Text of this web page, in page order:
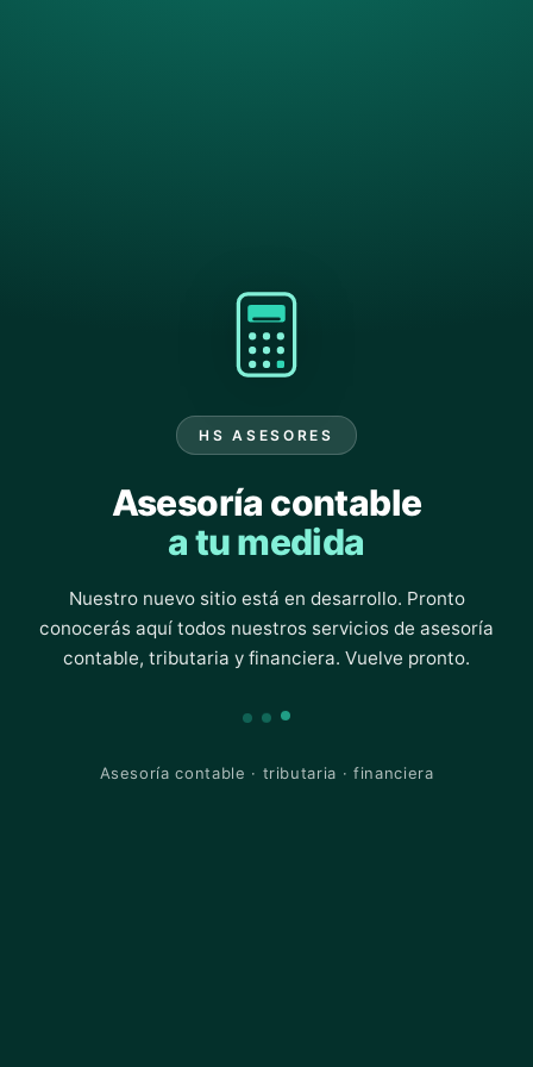
HS ASESORES
Asesoría contable
a tu medida
Nuestro nuevo sitio está en desarrollo. Pronto
conocerás aquí todos nuestros servicios de asesoría
contable, tributaria y financiera. Vuelve pronto.
Asesoría contable · tributaria · financiera